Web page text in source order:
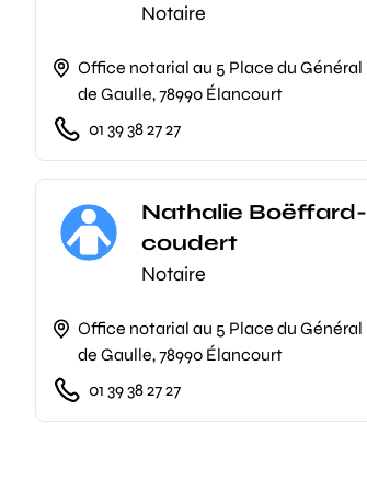
Notaire
Office notarial au 5 Place du Général
de Gaulle, 78990 Élancourt
01 39 38 27 27
Nathalie Boëffard-
coudert
Notaire
Office notarial au 5 Place du Général
de Gaulle, 78990 Élancourt
01 39 38 27 27